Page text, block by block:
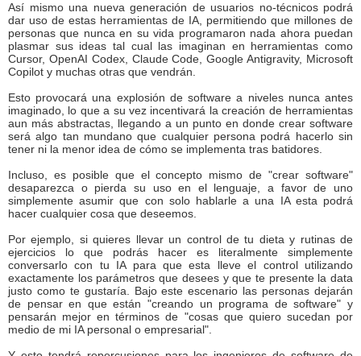
Así mismo una nueva generación de usuarios no-técnicos podrá
dar uso de estas herramientas de IA, permitiendo que millones de
personas que nunca en su vida programaron nada ahora puedan
plasmar sus ideas tal cual las imaginan en herramientas como
Cursor, OpenAI Codex, Claude Code, Google Antigravity, Microsoft
Copilot y muchas otras que vendrán.
Esto provocará una explosión de software a niveles nunca antes
imaginado, lo que a su vez incentivará la creación de herramientas
aun más abstractas, llegando a un punto en donde crear software
será algo tan mundano que cualquier persona podrá hacerlo sin
tener ni la menor idea de cómo se implementa tras batidores.
Incluso, es posible que el concepto mismo de "crear software"
desaparezca o pierda su uso en el lenguaje, a favor de uno
simplemente asumir que con solo hablarle a una IA esta podrá
hacer cualquier cosa que deseemos.
Por ejemplo, si quieres llevar un control de tu dieta y rutinas de
ejercicios lo que podrás hacer es literalmente simplemente
conversarlo con tu IA para que esta lleve el control utilizando
exactamente los parámetros que desees y que te presente la data
justo como te gustaría. Bajo este escenario las personas dejarán
de pensar en que están "creando un programa de software" y
pensarán mejor en términos de "cosas que quiero sucedan por
medio de mi IA personal o empresarial".